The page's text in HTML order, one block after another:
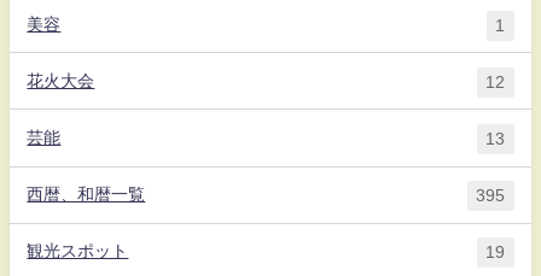
美容 1
花火大会 12
芸能 13
西暦、和暦一覧 395
観光スポット 19